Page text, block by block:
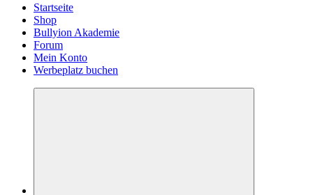
Startseite
Shop
Bullyion Akademie
Forum
Mein Konto
Werbeplatz buchen